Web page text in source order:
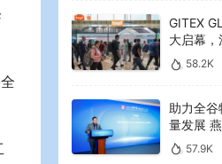
GITEX
大启幕，
AI解决方
续未来
58.2K
助力全
量发展
中国”国
57.9K